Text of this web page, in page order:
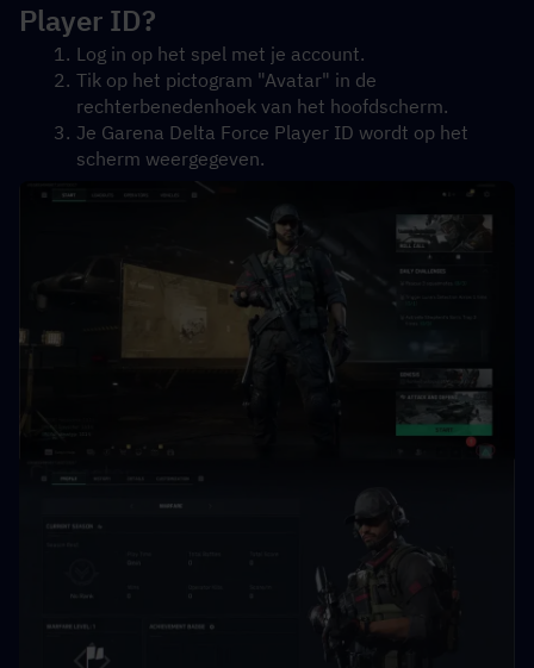
Player ID?
Log in op het spel met je account.
Tik op het pictogram "Avatar" in de
rechterbenedenhoek van het hoofdscherm.
Je Garena Delta Force Player ID wordt op het
scherm weergegeven.